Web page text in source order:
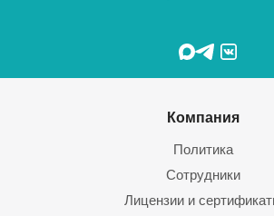
Компания
Политика
Сотрудники
Лицензии и